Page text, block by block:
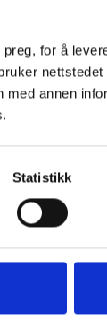
for å
annen
Statistikk